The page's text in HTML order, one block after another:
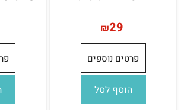
₪29
פרטים נוספים
הוסף לסל